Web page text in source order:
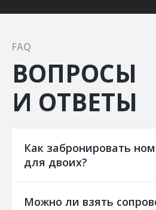
ВОПРОСЫ
И ОТВЕТЫ
FAQ
Как забронировать
для двоих?
Можно ли взять